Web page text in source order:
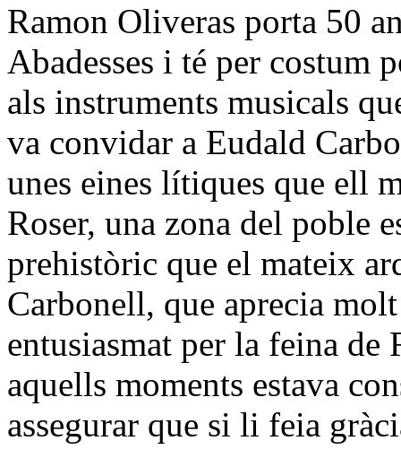
Ramon Oliveras porta 50
Abadesses i té per costum
als instruments musicals
va convidar a Eudald
unes eines lítiques que ell
Roser, una zona del poble
prehistòric que el mateix
Carbonell, que aprecia
entusiasmat per la feina de
aquells moments estava
assegurar que si li feia